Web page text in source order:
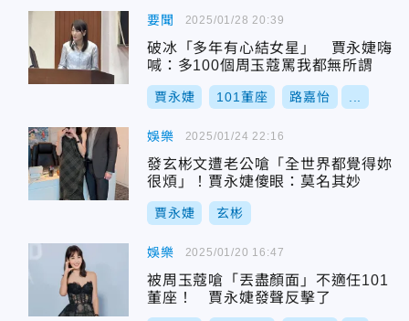
要聞
破冰「多年有心結女星」 賈永婕嗨
喊：多100個周玉蔻罵我都無所謂
賈永婕 101董座 路嘉怡
2025/01/28 20:39
娛樂
發玄彬文遭老公嗆「全世界都覺得妳
很煩」！賈永婕傻眼：莫名其妙
賈永婕 玄彬
2025/01/24 22:16
娛樂
被周玉蔻嗆「丟盡顏面」不適任101
董座！ 賈永婕發聲反擊了
2025/01/20 16:47